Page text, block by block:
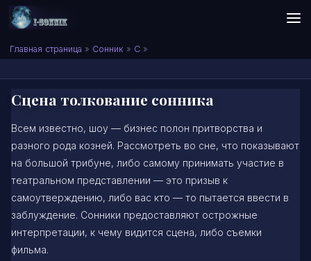
Skip to content
Сонник I-SONNIK.COM
Главная страница » Сонник » С »
Сцена толкование сонника
Всем известно, шоу — бизнес полон притворства и
разного рода козней. Рассмотреть во сне, что показывают
на большой трибуне, либо самому принимать участие в
театральном представлении — это призыв к
самоутверждению, либо вас кто — то пытается ввести в
заблуждение. Сонники предоставляют острожные
интерпретации, к чему видится сцена, либо съемки
фильма.